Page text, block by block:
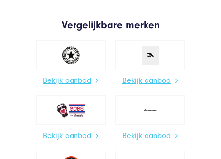
Vergelijkbare merken
Bekijk aanbod Bekijk aanbod
Bekijk aanbod Bekijk aanbod